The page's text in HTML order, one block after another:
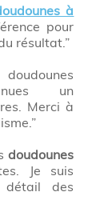
à
pour
résultat.”
un
Merci à
doudounes
Je suis
des